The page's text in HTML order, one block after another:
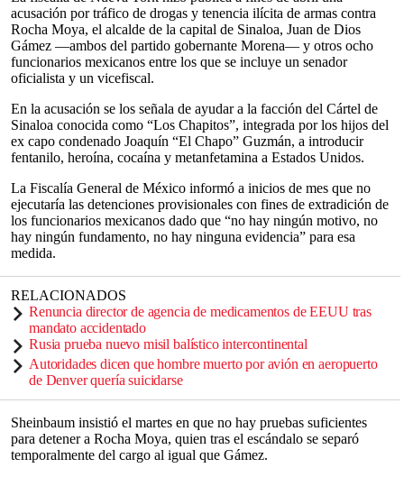
acusación por tráfico de drogas y tenencia ilícita de armas contra
Rocha Moya, el alcalde de la capital de Sinaloa, Juan de Dios
Gámez —ambos del partido gobernante Morena— y otros ocho
funcionarios mexicanos entre los que se incluye un senador
oficialista y un vicefiscal.
En la acusación se los señala de ayudar a la facción del Cártel de
Sinaloa conocida como “Los Chapitos”, integrada por los hijos del
ex capo condenado Joaquín “El Chapo” Guzmán, a introducir
fentanilo, heroína, cocaína y metanfetamina a Estados Unidos.
La Fiscalía General de México informó a inicios de mes que no
ejecutaría las detenciones provisionales con fines de extradición de
los funcionarios mexicanos dado que “no hay ningún motivo, no
hay ningún fundamento, no hay ninguna evidencia” para esa
medida.
RELACIONADOS
Renuncia director de agencia de medicamentos de EEUU tras
mandato accidentado
Rusia prueba nuevo misil balístico intercontinental
Autoridades dicen que hombre muerto por avión en aeropuerto
de Denver quería suicidarse
Sheinbaum insistió el martes en que no hay pruebas suficientes
para detener a Rocha Moya, quien tras el escándalo se separó
temporalmente del cargo al igual que Gámez.